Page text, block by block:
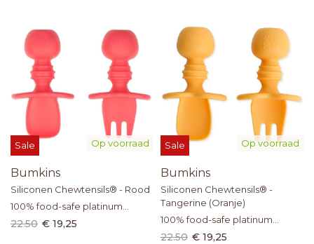
Op voorraad
Sale
Bumkins
Siliconen Chewtensils® - Rood
100% food-safe platinum
silicone
22.50 € 19,25
Op voorraad
Sale
Bumkins
Siliconen Chewtensils® -
Tangerine (Oranje)
100% food-safe platinum
silicone
22.50 € 19,25